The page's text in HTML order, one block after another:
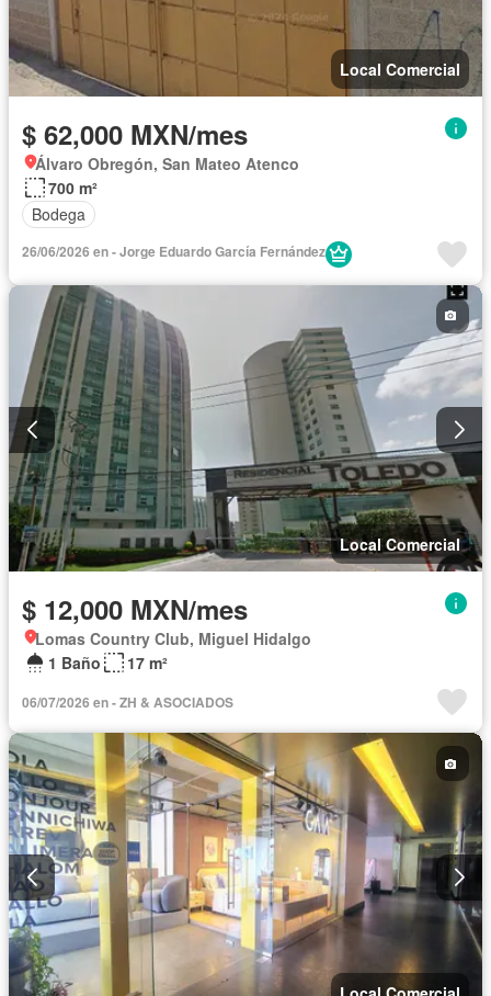
Local Comercial
$ 62,000 MXN/mes
Álvaro Obregón, San Mateo Atenco
700 m²
Bodega
26/06/2026 en - Jorge Eduardo García Fernández
Local Comercial
$ 12,000 MXN/mes
Lomas Country Club, Miguel Hidalgo
1 Baño
17 m²
06/07/2026 en - ZH & ASOCIADOS